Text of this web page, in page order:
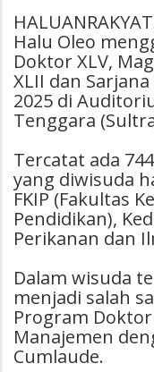
Halu Oleo
Doktor XLV,
XLII dan
2025 di
Tenggara
Tercatat ada
yang diwisuda
FKIP (Fakultas
Pendidikan),
Perikanan dan
Dalam wisuda
menjadi salah
Program
Manajemen
Cumlaude.